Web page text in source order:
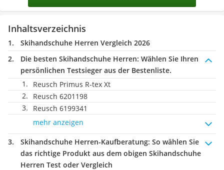
Inhaltsverzeichnis
Skihandschuhe Herren Vergleich 2026
Die besten Skihandschuhe Herren: Wählen Sie Ihren
persönlichen Testsieger aus der Bestenliste.
Reusch Primus R-tex Xt
Reusch 6201198
Reusch 6199341
mehr anzeigen
Skihandschuhe Herren-Kaufberatung: So wählen Sie
das richtige Produkt aus dem obigen Skihandschuhe
Herren Test oder Vergleich